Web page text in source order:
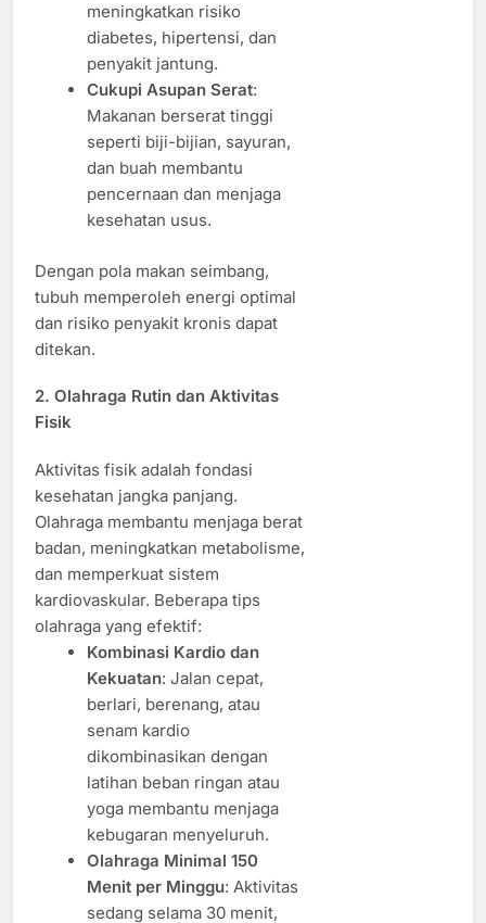
meningkatkan risiko
diabetes, hipertensi, dan
penyakit jantung.
Cukupi Asupan Serat:
Makanan berserat tinggi
seperti biji-bijian, sayuran,
dan buah membantu
pencernaan dan menjaga
kesehatan usus.
Dengan pola makan seimbang,
tubuh memperoleh energi optimal
dan risiko penyakit kronis dapat
ditekan.
2. Olahraga Rutin dan Aktivitas
Fisik
Aktivitas fisik adalah fondasi
kesehatan jangka panjang.
Olahraga membantu menjaga berat
badan, meningkatkan metabolisme,
dan memperkuat sistem
kardiovaskular. Beberapa tips
olahraga yang efektif:
Kombinasi Kardio dan
Kekuatan: Jalan cepat,
berlari, berenang, atau
senam kardio
dikombinasikan dengan
latihan beban ringan atau
yoga membantu menjaga
kebugaran menyeluruh.
Olahraga Minimal 150
Menit per Minggu: Aktivitas
sedang selama 30 menit,